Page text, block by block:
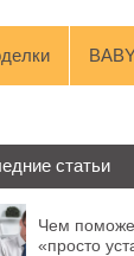
статьи
Чем
«просто